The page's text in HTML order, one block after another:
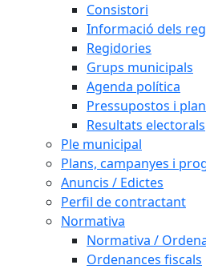
Consistori
Informació dels
Regidories
Grups municipals
Agenda política
Pressupostos i
Resultats electorals
Ple municipal
Plans, campanyes i
Anuncis / Edictes
Perfil de contractant
Normativa
Normativa /
Ordenances fiscals